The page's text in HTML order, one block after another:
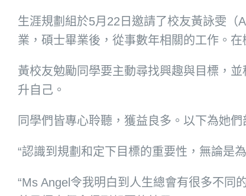
生涯規劃組於5月22日邀請了校友黃詠雯
業，碩士畢業後，從事數年相關的工作。
黃校友勉勵同學要主動尋找興趣與目標，
升自己。
同學們皆專心聆聽，獲益良多。以下為她
“認識到規劃和定下目標的重要性，無論是
“Ms Angel令我明白到人生總會有很多不同